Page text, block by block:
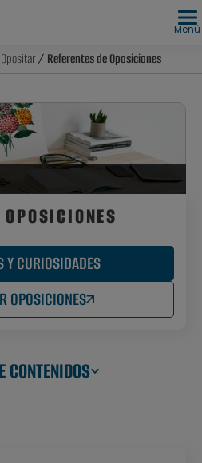
Menú
/ Referentes de Oposiciones
Y CURIOSIDADES
OPOSICIONES
CONTENIDOS